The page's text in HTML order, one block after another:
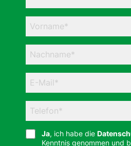
Ja, ich habe die
Kenntnis genommen und